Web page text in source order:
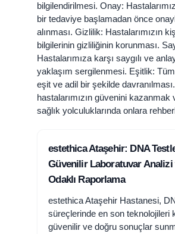
bilgilendirilmesi. Onay:
bir tedaviye başlamadan önce
alınması. Gizlilik: Hastalarımızın
bilgilerinin gizliliğinin korunması.
Hastalarımıza karşı saygılı ve
yaklaşım sergilenmesi. Eşitlik: Tüm
eşit ve adil bir şekilde
hastalarımızın güvenini kazanmak
sağlık yolculuklarında onlara
estethica Ataşehir: DNA
Güvenilir Laboratuvar Analizi
Odaklı Raporlama
estethica Ataşehir Hastanesi,
süreçlerinde en son teknolojileri
güvenilir ve doğru sonuçlar